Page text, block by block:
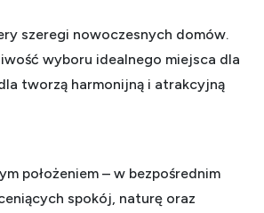
szeregi nowoczesnych domów.
wyboru idealnego miejsca dla
tworzą harmonijną i atrakcyjną
położeniem – w bezpośrednim
spokój, naturę oraz